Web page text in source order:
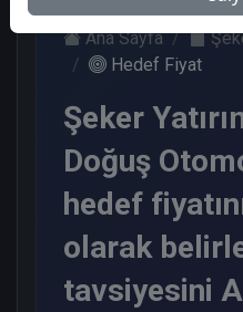
Ana Sayfa
Hedef Fiyat
Şeker
Doğuş
hedef
olarak
tavsiyesini